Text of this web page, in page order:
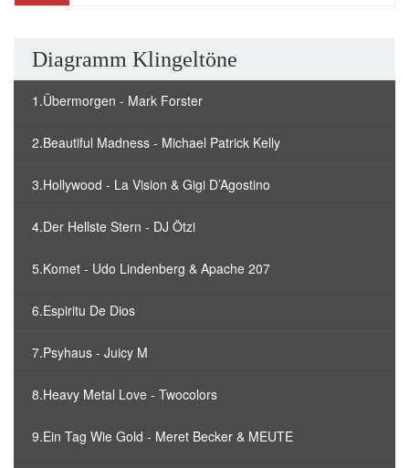
Diagramm Klingeltöne
1.Übermorgen - Mark Forster
2.Beautiful Madness - Michael Patrick Kelly
3.Hollywood - La Vision & Gigi D’Agostino
4.Der Hellste Stern - DJ Ötzi
5.Komet - Udo Lindenberg & Apache 207
6.Espiritu De Dios
7.Psyhaus - Juicy M
8.Heavy Metal Love - Twocolors
9.Ein Tag Wie Gold - Meret Becker & MEUTE